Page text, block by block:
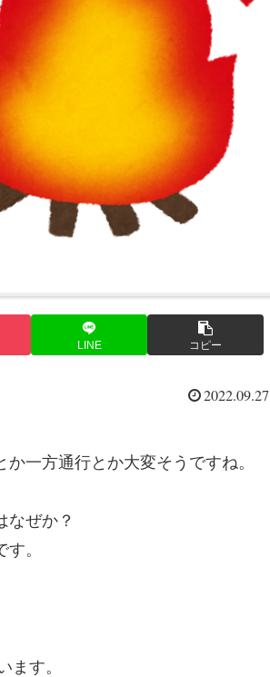
LINE コピー
2022.09.27
一方通行とか大変そうですね。
なぜか？
。
ます。